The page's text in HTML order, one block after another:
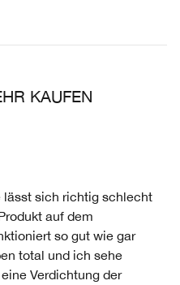
KAUFEN
lässt sich richtig schlecht
auf dem
so gut wie gar
total und ich sehe
Verdichtung der